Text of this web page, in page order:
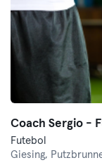
Coach Sergio -
Futebol
Giesing,